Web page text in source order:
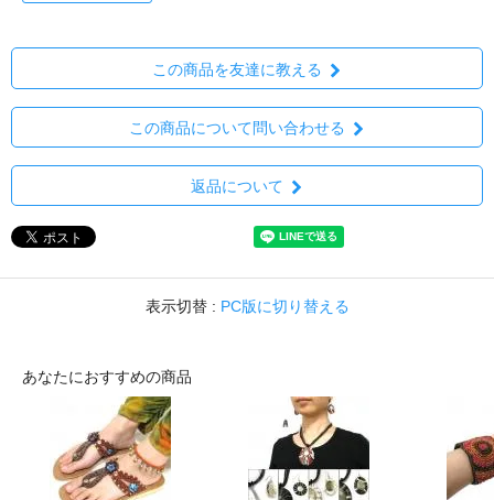
この商品を友達に教える
この商品について問い合わせる
返品について
表示切替 : PC版に切り替える
あなたにおすすめの商品